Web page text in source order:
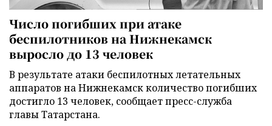
Число погибших при атаке
беспилотников на Нижнекамск
выросло до 13 человек
В результате атаки беспилотных летательных
аппаратов на Нижнекамск количество погибших
достигло 13 человек, сообщает пресс-служба
главы Татарстана.